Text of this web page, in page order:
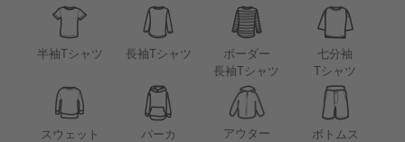
半袖Tシャツ 長袖Tシャツ
ボーダー
長袖Tシャツ
七分袖
Tシャツ
スウェット パーカ アウター ボトムス